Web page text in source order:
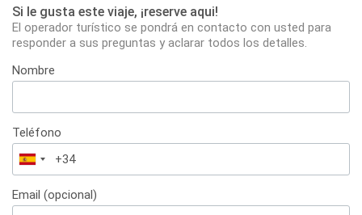
Si le gusta este viaje, ¡reserve aqui!
El operador turístico se pondrá en contacto con usted para
responder a sus preguntas y aclarar todos los detalles.
Nombre
Teléfono
España
+34
Email (opcional)